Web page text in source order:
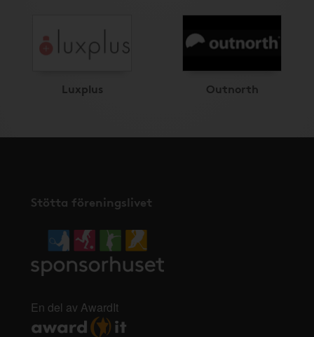
Luxplus Outnorth
Stötta föreningslivet
En del av AwardIt